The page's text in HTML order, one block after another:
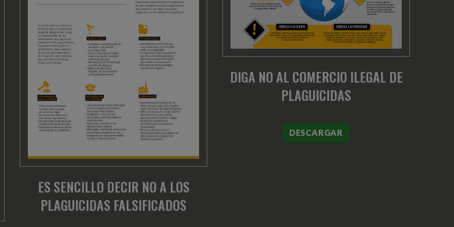
ES SENCILLO DECIR NO A LOS
PLAGUICIDAS FALSIFICADOS
DIGA NO AL COMERCIO ILEGAL DE
PLAGUICIDAS
DESCARGAR